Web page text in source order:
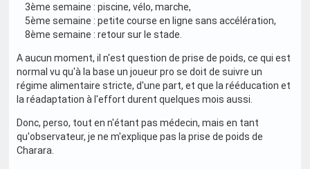
3ème semaine : piscine, vélo, marche,
5ème semaine : petite course en ligne sans accélération,
8ème semaine : retour sur le stade.
A aucun moment, il n'est question de prise de poids, ce qui est
normal vu qu'à la base un joueur pro se doit de suivre un
régime alimentaire stricte, d'une part, et que la rééducation et
la réadaptation à l'effort durent quelques mois aussi.
Donc, perso, tout en n'étant pas médecin, mais en tant
qu'observateur, je ne m'explique pas la prise de poids de
Charara.